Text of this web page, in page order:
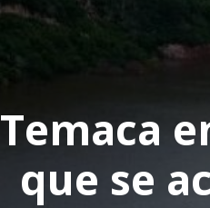
Temaca
que se